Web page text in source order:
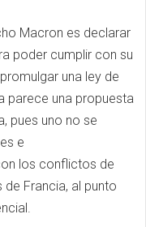
Macron es declarar
poder cumplir con su
una ley de
parece una propuesta
pues uno no se
e
los conflictos de
Francia, al punto